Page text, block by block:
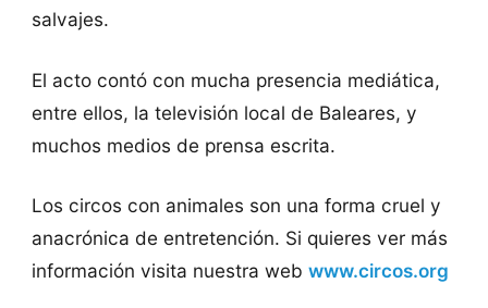
salvajes.
El acto contó con mucha presencia mediática,
entre ellos, la televisión local de Baleares, y
muchos medios de prensa escrita.
Los circos con animales son una forma cruel y
anacrónica de entretención. Si quieres ver más
información visita nuestra web www.circos.org